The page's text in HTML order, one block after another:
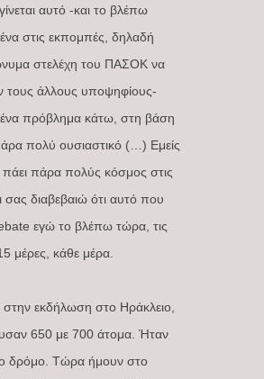
αυτό -και το βλέπω
στις εκπομπές, δηλαδή
στελέχη του ΠΑΣΟΚ να
τους άλλους υποψηφίους-
ένα πρόβλημα κάτω, στη βάση
πολύ ουσιαστικό (…) Εμείς
πάρα πολύς κόσμος στις
σας διαβεβαιώ ότι αυτό που
εγώ το βλέπω τώρα, τις
μέρες, κάθε μέρα.
εκδήλωση στο Ηράκλειο,
650 με 700 άτομα. Ήταν
δρόμο. Τώρα ήμουν στο